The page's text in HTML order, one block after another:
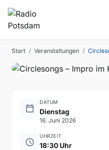
Start / Veranstaltungen /
INTERAKTIV
Circlesongs –
calendar_today
DATUM
Dienstag
16. Juni 2026
schedule
UHRZEIT
18:30 Uhr